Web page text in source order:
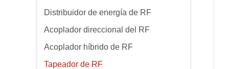
Distribuidor de energía de RF
Acoplador direccional del RF
Acoplador híbrido de RF
Tapeador de RF